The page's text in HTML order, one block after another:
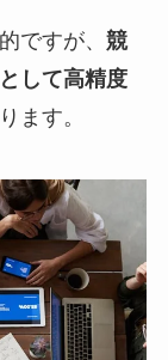
ですが、 競
して高精度
ます。